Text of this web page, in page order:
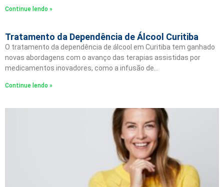
Continue lendo »
Tratamento da Dependência de Álcool Curitiba
O tratamento da dependência de álcool em Curitiba tem ganhado
novas abordagens com o avanço das terapias assistidas por
medicamentos inovadores, como a infusão de…
Continue lendo »